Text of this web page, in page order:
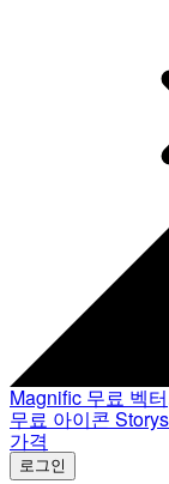
Magnific 무료 벡
무료 아이콘
가격
로그인